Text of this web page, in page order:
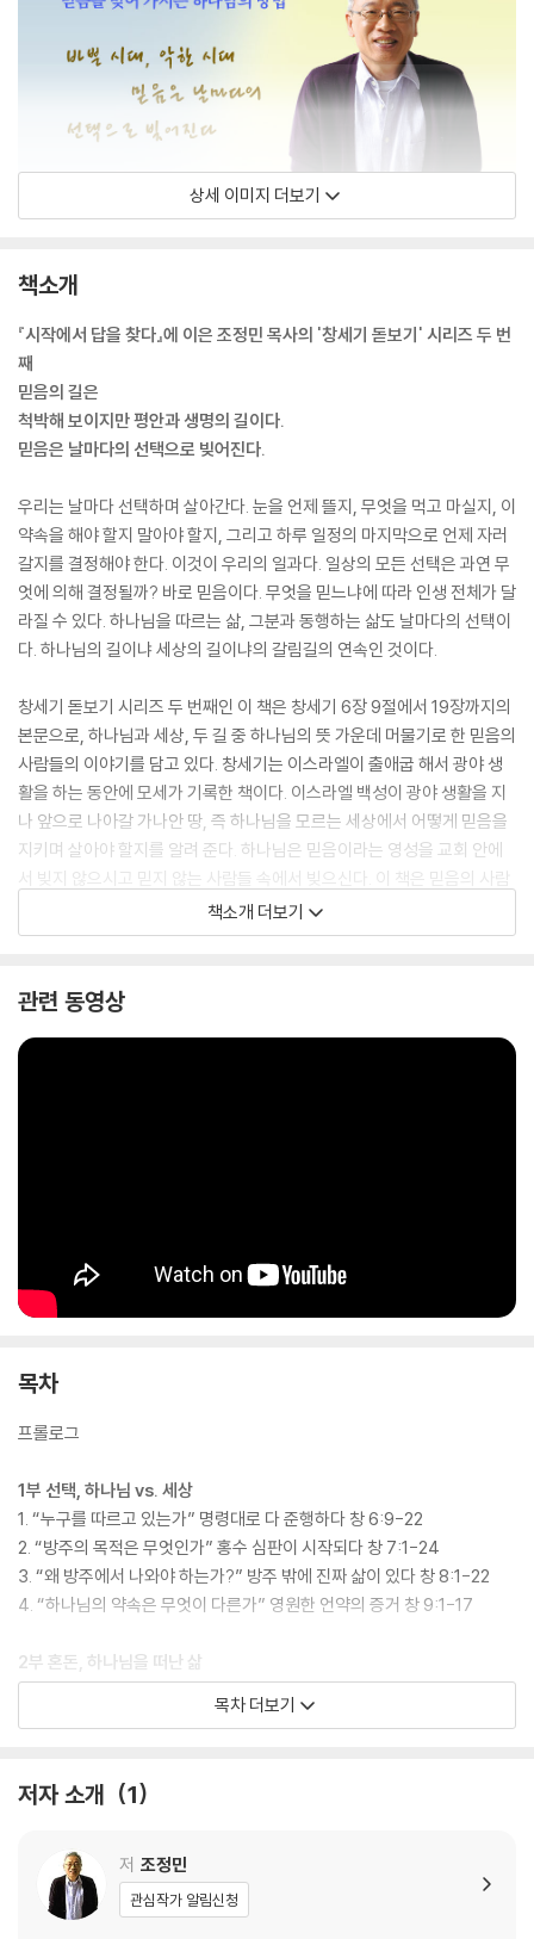
상세 이미지 더보기
책소개
『시작에서 답을 찾다』에 이은 조정민 목사의 '창세기 돋보기' 시리즈 두 번
째
믿음의 길은
척박해 보이지만 평안과 생명의 길이다.
믿음은 날마다의 선택으로 빚어진다.
우리는 날마다 선택하며 살아간다. 눈을 언제 뜰지, 무엇을 먹고 마실지, 이
약속을 해야 할지 말아야 할지, 그리고 하루 일정의 마지막으로 언제 자러
갈지를 결정해야 한다. 이것이 우리의 일과다. 일상의 모든 선택은 과연 무
엇에 의해 결정될까? 바로 믿음이다. 무엇을 믿느냐에 따라 인생 전체가 달
라질 수 있다. 하나님을 따르는 삶, 그분과 동행하는 삶도 날마다의 선택이
다. 하나님의 길이냐 세상의 길이냐의 갈림길의 연속인 것이다.
창세기 돋보기 시리즈 두 번째인 이 책은 창세기 6장 9절에서 19장까지의
본문으로, 하나님과 세상, 두 길 중 하나님의 뜻 가운데 머물기로 한 믿음의
사람들의 이야기를 담고 있다. 창세기는 이스라엘이 출애굽 해서 광야 생
활을 하는 동안에 모세가 기록한 책이다. 이스라엘 백성이 광야 생활을 지
나 앞으로 나아갈 가나안 땅, 즉 하나님을 모르는 세상에서 어떻게 믿음을
지키며 살아야 할지를 알려 준다. 하나님은 믿음이라는 영성을 교회 안에
서 빚지 않으시고 믿지 않는 사람들 속에서 빚으신다. 이 책은 믿음의 사람
들이 세상에 살면서 맞닥뜨리는 갈림길에서 어떤 선택을 해야 하는지, 하
나님을 온전히 신뢰하며 날마다 믿음을 짓는 삶이 무엇인지 방향을 이끌어
이다. 롯이 선택한 세상을 따라가는 길은 화려해 보이지만 그 끝은 죽음의
는 절반만 크리스천이거나 혹은 아직 첫발도 떼지 못한 크리스천은 아닌지
우리 믿음의 현주소를 살펴볼 수 있다.
씩 매듭이 지어져야 다음 단계로 나아갈 수 있다고 말한다. 아브라함도 실
수를 반복하다가 비로소 온전한 믿음의 길로 들어섰다.
이 책은 ‘인생의 매순간 어떻게 믿음으로 선택하며 살아갈 것인지’ 묵직한
질문을 던진다. 외로워 보이고 겉으로는 넉넉하지 않고 편안해 보이지 않
아도 자유함과 기쁨이 있는 믿음의 길로 뚜벅뚜벅 걷도록 도전한다. 본문
에 등장하는 성경 인물들을 따라가며 믿음의 시작부터 믿음이 자라는 시간
을 거쳐 믿음으로 피할 길을 찾고 믿음으로 답을 얻는 믿음의 능력을 경험
책소개 더보기
관련 동영상
목차
프롤로그
1부 선택, 하나님 vs. 세상
1. “누구를 따르고 있는가” 명령대로 다 준행하다 창 6:9-22
2. “방주의 목적은 무엇인가” 홍수 심판이 시작되다 창 7:1-24
3. “왜 방주에서 나와야 하는가?” 방주 밖에 진짜 삶이 있다 창 8:1-22
4. “하나님의 약속은 무엇이 다른가” 영원한 언약의 증거 창 9:1-17
2부 혼돈, 하나님을 떠난 삶
5. “허물을 바라보는 시각” 실수를 어떻게 대하나 창 9:18-29
6. “제자의 길 vs. 영웅의 길” 땅의 백성들이 나뉘다 창 10:1-32
3부 단절, 믿음의 첫 단추
9. “믿음은 흔들리며 피는 꽃” 믿음이 기근을 만나다 창 12:10-20
10. “갈등을 어떻게 해결할 것인가” 믿음으로 갈등을 풀다 창 13:1-18
11. “무엇을 기준으로 결정하는가” 위기를 극복하는 믿음 창 14:1-24
목차 더보기
저자 소개 1
저 조정민
관심작가 알림신청